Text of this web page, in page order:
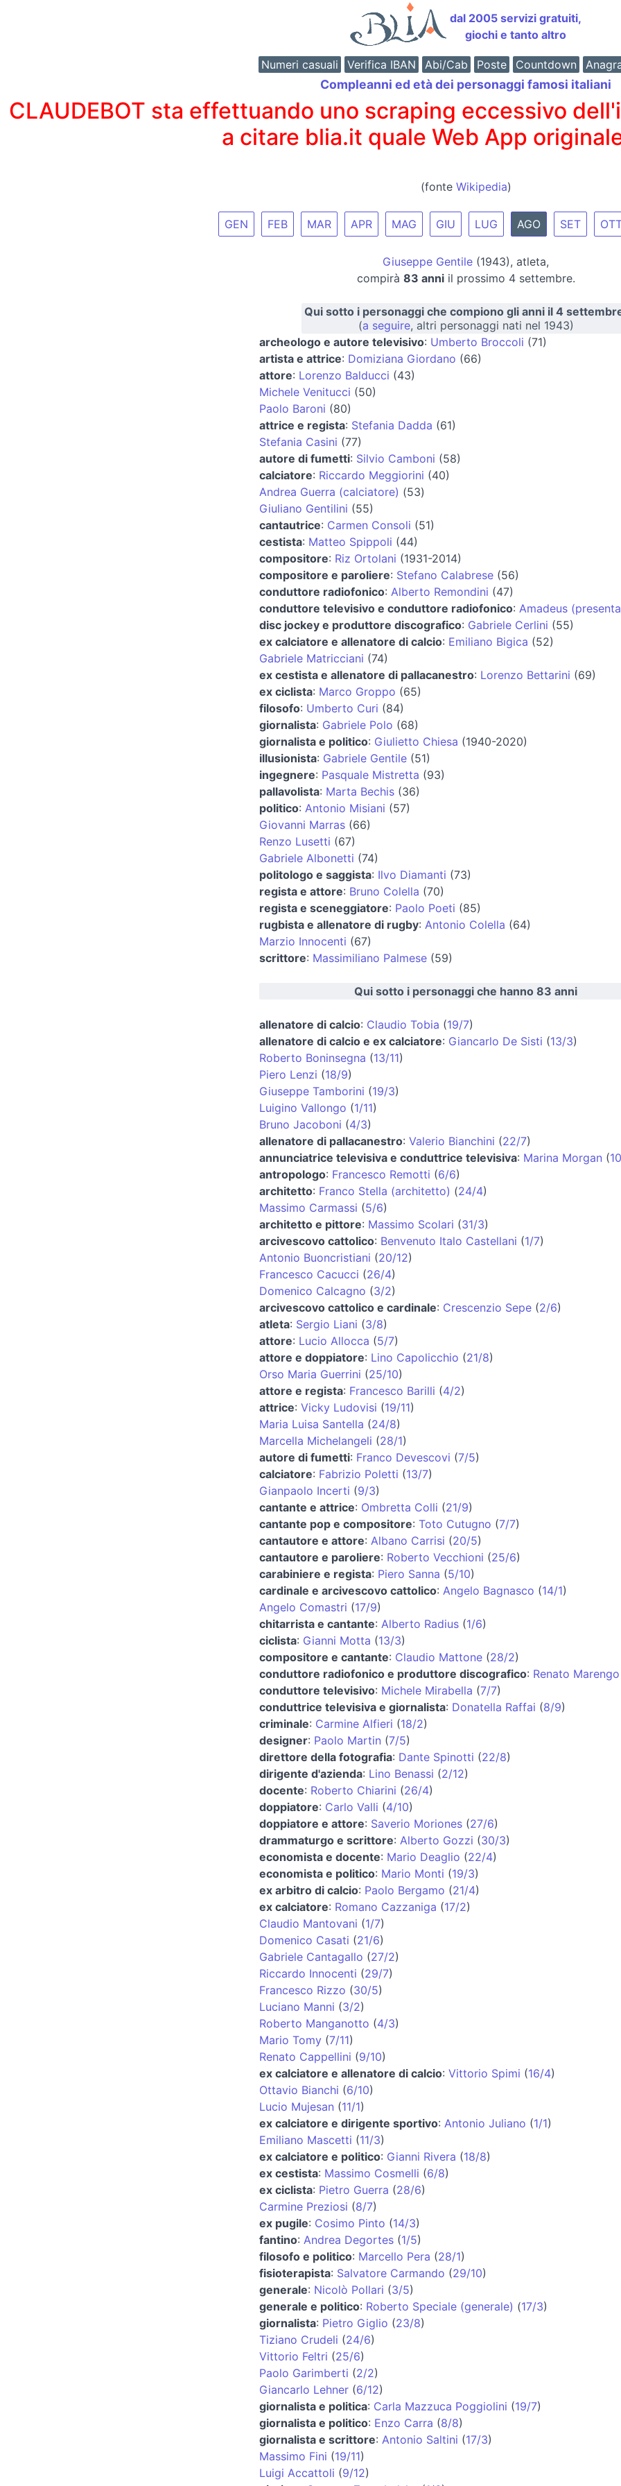
dal 2005 servizi gratuiti,
giochi e tanto altro
Numeri casuali Verifica IBAN Abi/Cab Poste Countdown
Compleanni ed età dei personaggi famosi italiani
CLAUDEBOT sta effettuando uno scraping eccessivo
a citare blia.it quale Web App
(fonte Wikipedia)
GEN FEB MAR APR MAG GIU LUG AGO SET
Giuseppe Gentile (1943), atleta,
compirà 83 anniil prossimo 4 settembre.
Qui sotto i personaggi che compiono gli anni il 4
(a seguire, altri personaggi nati nel 1943)
archeologo e autore televisivo: Umberto Broccoli (71)
artista e attrice: Domiziana Giordano (66)
attore: Lorenzo Balducci (43)
Michele Venitucci (50)
Paolo Baroni (80)
attrice e regista: Stefania Dadda (61)
Stefania Casini (77)
autore di fumetti: Silvio Camboni (58)
calciatore: Riccardo Meggiorini (40)
Andrea Guerra (calciatore) (53)
Giuliano Gentilini (55)
cantautrice: Carmen Consoli (51)
cestista: Matteo Spippoli (44)
compositore: Riz Ortolani (1931-2014)
compositore e paroliere: Stefano Calabrese (56)
conduttore radiofonico: Alberto Remondini (47)
conduttore televisivo e conduttore radiofonico: Amadeus
disc jockey e produttore discografico: Gabriele Cerlini (55)
ex calciatore e allenatore di calcio: Emiliano Bigica (52)
Gabriele Matricciani (74)
ex cestista e allenatore di pallacanestro: Lorenzo Bettarini (69)
ex ciclista: Marco Groppo (65)
filosofo: Umberto Curi (84)
giornalista: Gabriele Polo (68)
giornalista e politico: Giulietto Chiesa (1940-2020)
illusionista: Gabriele Gentile (51)
ingegnere: Pasquale Mistretta (93)
pallavolista: Marta Bechis (36)
politico: Antonio Misiani (57)
Giovanni Marras (66)
Renzo Lusetti (67)
Gabriele Albonetti (74)
politologo e saggista: Ilvo Diamanti (73)
regista e attore: Bruno Colella (70)
regista e sceneggiatore: Paolo Poeti (85)
rugbista e allenatore di rugby: Antonio Colella (64)
Marzio Innocenti (67)
scrittore: Massimiliano Palmese (59)
Qui sotto i personaggi che hanno 83 anni
allenatore di calcio: Claudio Tobia (19/7)
allenatore di calcio e ex calciatore: Giancarlo De Sisti (13/3)
Roberto Boninsegna (13/11)
Piero Lenzi (18/9)
Giuseppe Tamborini (19/3)
Luigino Vallongo (1/11)
Bruno Jacoboni (4/3)
allenatore di pallacanestro: Valerio Bianchini (22/7)
annunciatrice televisiva e conduttrice televisiva: Marina Morgan (
antropologo: Francesco Remotti (6/6)
architetto: Franco Stella (architetto) (24/4)
Massimo Carmassi (5/6)
architetto e pittore: Massimo Scolari (31/3)
arcivescovo cattolico: Benvenuto Italo Castellani (1/7)
Antonio Buoncristiani (20/12)
Francesco Cacucci (26/4)
Domenico Calcagno (3/2)
arcivescovo cattolico e cardinale: Crescenzio Sepe (2/6)
atleta: Sergio Liani (3/8)
attore: Lucio Allocca (5/7)
attore e doppiatore: Lino Capolicchio (21/8)
Orso Maria Guerrini (25/10)
attore e regista: Francesco Barilli (4/2)
attrice: Vicky Ludovisi (19/11)
Maria Luisa Santella (24/8)
Marcella Michelangeli (28/1)
autore di fumetti: Franco Devescovi (7/5)
calciatore: Fabrizio Poletti (13/7)
Gianpaolo Incerti (9/3)
cantante e attrice: Ombretta Colli (21/9)
cantante pop e compositore: Toto Cutugno (7/7)
cantautore e attore: Albano Carrisi (20/5)
cantautore e paroliere: Roberto Vecchioni (25/6)
carabiniere e regista: Piero Sanna (5/10)
cardinale e arcivescovo cattolico: Angelo Bagnasco (14/1)
Angelo Comastri (17/9)
chitarrista e cantante: Alberto Radius (1/6)
ciclista: Gianni Motta (13/3)
compositore e cantante: Claudio Mattone (28/2)
conduttore radiofonico e produttore discografico: Renato Marengo
conduttore televisivo: Michele Mirabella (7/7)
conduttrice televisiva e giornalista: Donatella Raffai (8/9)
criminale: Carmine Alfieri (18/2)
designer: Paolo Martin (7/5)
direttore della fotografia: Dante Spinotti (22/8)
dirigente d'azienda: Lino Benassi (2/12)
docente: Roberto Chiarini (26/4)
doppiatore: Carlo Valli (4/10)
doppiatore e attore: Saverio Moriones (27/6)
drammaturgo e scrittore: Alberto Gozzi (30/3)
economista e docente: Mario Deaglio (22/4)
economista e politico: Mario Monti (19/3)
ex arbitro di calcio: Paolo Bergamo (21/4)
ex calciatore: Romano Cazzaniga (17/2)
Claudio Mantovani (1/7)
Domenico Casati (21/6)
Gabriele Cantagallo (27/2)
Riccardo Innocenti (29/7)
Francesco Rizzo (30/5)
Luciano Manni (3/2)
Roberto Manganotto (4/3)
Mario Tomy (7/11)
Renato Cappellini (9/10)
ex calciatore e allenatore di calcio: Vittorio Spimi (16/4)
Ottavio Bianchi (6/10)
Lucio Mujesan (11/1)
ex calciatore e dirigente sportivo: Antonio Juliano (1/1)
Emiliano Mascetti (11/3)
ex calciatore e politico: Gianni Rivera (18/8)
ex cestista: Massimo Cosmelli (6/8)
ex ciclista: Pietro Guerra (28/6)
Carmine Preziosi (8/7)
ex pugile: Cosimo Pinto (14/3)
fantino: Andrea Degortes (1/5)
filosofo e politico: Marcello Pera (28/1)
fisioterapista: Salvatore Carmando (29/10)
generale: Nicolò Pollari (3/5)
generale e politico: Roberto Speciale (generale) (17/3)
giornalista: Pietro Giglio (23/8)
Tiziano Crudeli (24/6)
Vittorio Feltri (25/6)
Paolo Garimberti (2/2)
Giancarlo Lehner (6/12)
giornalista e politica: Carla Mazzuca Poggiolini (19/7)
giornalista e politico: Enzo Carra (8/8)
giornalista e scrittore: Antonio Saltini (17/3)
Massimo Fini (19/11)
Luigi Accattoli (9/12)